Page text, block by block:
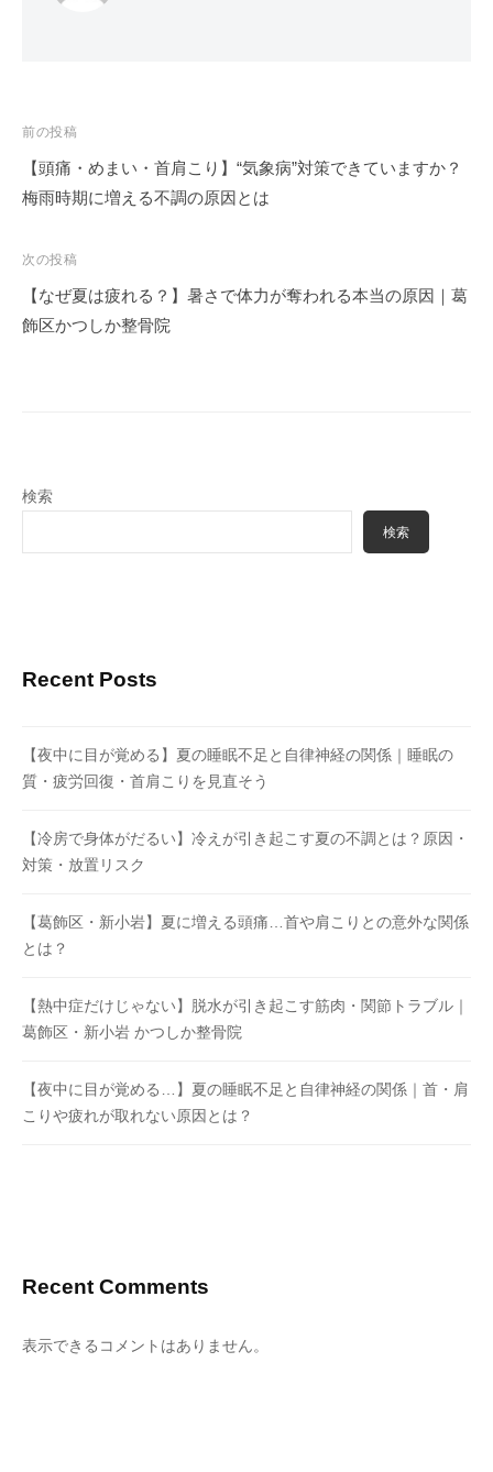
投
稿
ナ
ゲ
ー
シ
前の投稿
【頭痛・めまい・首肩こり】“気象病”対策できていますか？
梅雨時期に増える不調の原因とは
次の投稿
【なぜ夏は疲れる？】暑さで体力が奪われる本当の原因｜葛
飾区かつしか整骨院
検索
検索
Recent Posts
【夜中に目が覚める】夏の睡眠不足と自律神経の関係｜睡眠の
質・疲労回復・首肩こりを見直そう
【冷房で身体がだるい】冷えが引き起こす夏の不調とは？原因・
対策・放置リスク
【葛飾区・新小岩】夏に増える頭痛…首や肩こりとの意外な関係
とは？
【熱中症だけじゃない】脱水が引き起こす筋肉・関節トラブル｜
葛飾区・新小岩 かつしか整骨院
【夜中に目が覚める…】夏の睡眠不足と自律神経の関係｜首・肩
こりや疲れが取れない原因とは？
Recent Comments
表示できるコメントはありません。